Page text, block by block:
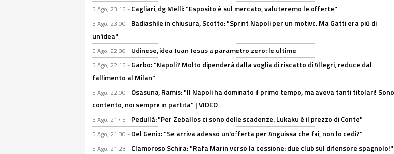
5 Ago, 23:15 - Cagliari, dg Melli: "Esposito è sul mercato, valuteremo le offerte"
5 Ago, 23:00 - Badiashile in chiusura, Scotto: "Sprint Napoli per un motivo. Ma Gatti era più di
un'idea"
5 Ago, 22:30 - Udinese, idea Juan Jesus a parametro zero: le ultime
5 Ago, 22:15 - Garbo: "Napoli? Molto dipenderà dalla voglia di riscatto di Allegri, reduce dal
fallimento al Milan"
5 Ago, 22:00 - Osasuna, Ramis: "Il Napoli ha dominato il primo tempo, ma aveva tanti titolari! Sono
contento, noi sempre in partita" | VIDEO
5 Ago, 21:45 - Pedullà: "Per Zeballos ci sono delle scadenze. Lukaku è il prezzo di Conte"
5 Ago, 21:30 - Del Genio: "Se arriva adesso un'offerta per Anguissa che fai, non lo cedi?"
5 Ago, 21:23 - Clamoroso Schira: "Rafa Marin verso la cessione: due club sul difensore spagnolo!"